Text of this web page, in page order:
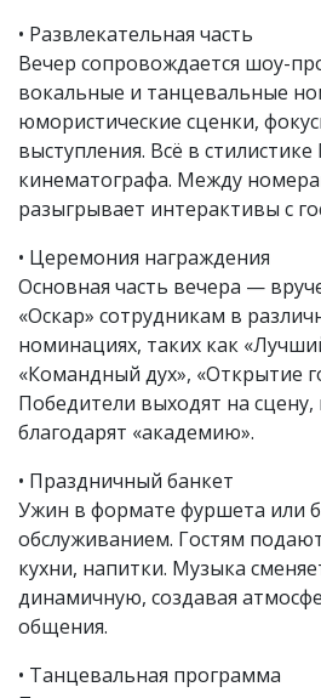
• Развлекательная часть
Вечер сопровождается шоу-
вокальные и танцевальные
юмористические сценки,
выступления. Всё в
кинематографа. Между
разыгрывает интерактивы с
• Церемония награждения
Основная часть вечера —
«Оскар» сотрудникам в
номинациях, таких как
«Командный дух», «Открытие
Победители выходят на
благодарят «академию».
• Праздничный банкет
Ужин в формате фуршета или
обслуживанием. Гостям
кухни, напитки. Музыка
динамичную, создавая
общения.
• Танцевальная программа